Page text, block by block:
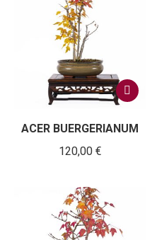
ACER BUERGERIANUM
120,00 €